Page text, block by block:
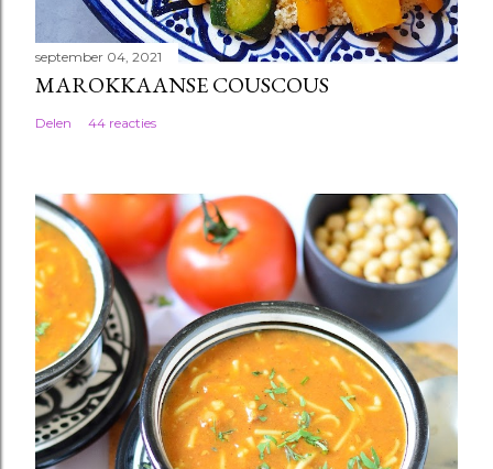
september 04, 2021
MAROKKAANSE COUSCOUS
Delen 44 reacties